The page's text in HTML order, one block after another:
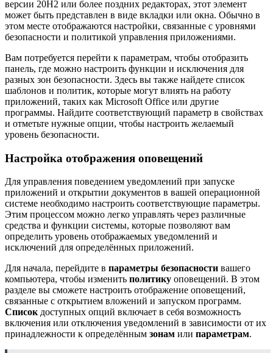
версии 20H2 или более поздних редакторах, этот элемент
может быть представлен в виде вкладки или окна. Обычно в
этом месте отображаются настройки, связанные с уровнями
безопасности и политикой управления приложениями.
Вам потребуется перейти к параметрам, чтобы отобразить
панель, где можно настроить функции и исключения для
разных зон безопасности. Здесь вы также найдете список
шаблонов и политик, которые могут влиять на работу
приложений, таких как Microsoft Office или другие
программы. Найдите соответствующий параметр в свойствах
и отметьте нужные опции, чтобы настроить желаемый
уровень безопасности.
Настройка отображения оповещений
Для управления поведением уведомлений при запуске
приложений и открытии документов в вашей операционной
системе необходимо настроить соответствующие параметры.
Этим процессом можно легко управлять через различные
средства и функции системы, которые позволяют вам
определить уровень отображаемых уведомлений и
исключений для определённых приложений.
Для начала, перейдите в параметры безопасности вашего
компьютера, чтобы изменить политику оповещений. В этом
разделе вы сможете настроить отображение оповещений,
связанные с открытием вложений и запуском программ.
Список доступных опций включает в себя возможность
включения или отключения уведомлений в зависимости от их
принадлежности к определённым зонам или параметрам.